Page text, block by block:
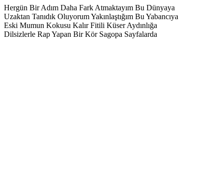
Hergün Bir Adım Daha Fark Atmaktayım Bu Dünyaya
Uzaktan Tanıdık Oluyorum Yakınlaştığım Bu Yabancıya
Eski Mumun Kokusu Kalır Fitili Küser Aydınlığa
Dilsizlerle Rap Yapan Bir Kör Sagopa Sayfalarda